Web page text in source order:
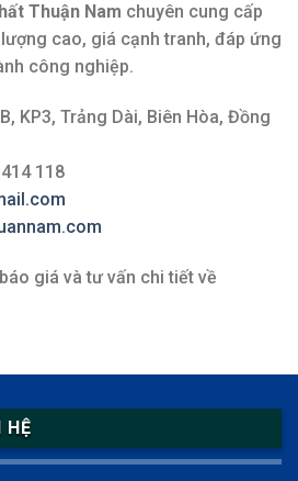
Thuận Nam chuyên cung cấp
cao, giá cạnh tranh, đáp ứng
công nghiệp.
KP3, Trảng Dài, Biên Hòa, Đồng
118
giá và tư vấn chi tiết về
HỆ